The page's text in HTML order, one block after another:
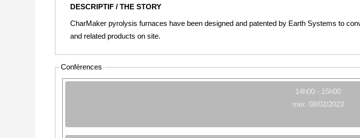
DESCRIPTIF / THE STORY
CharMaker pyrolysis furnaces have been designed and patented by Earth Systems to
and related products on site.
Conférences
14h00 - 15h00
mer. 08/02/2023